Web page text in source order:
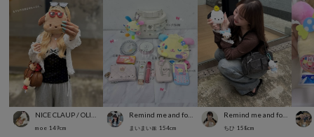
m o e 149cm
まいまい🎀 154cm
Remind me and forever
ちひ 158cm